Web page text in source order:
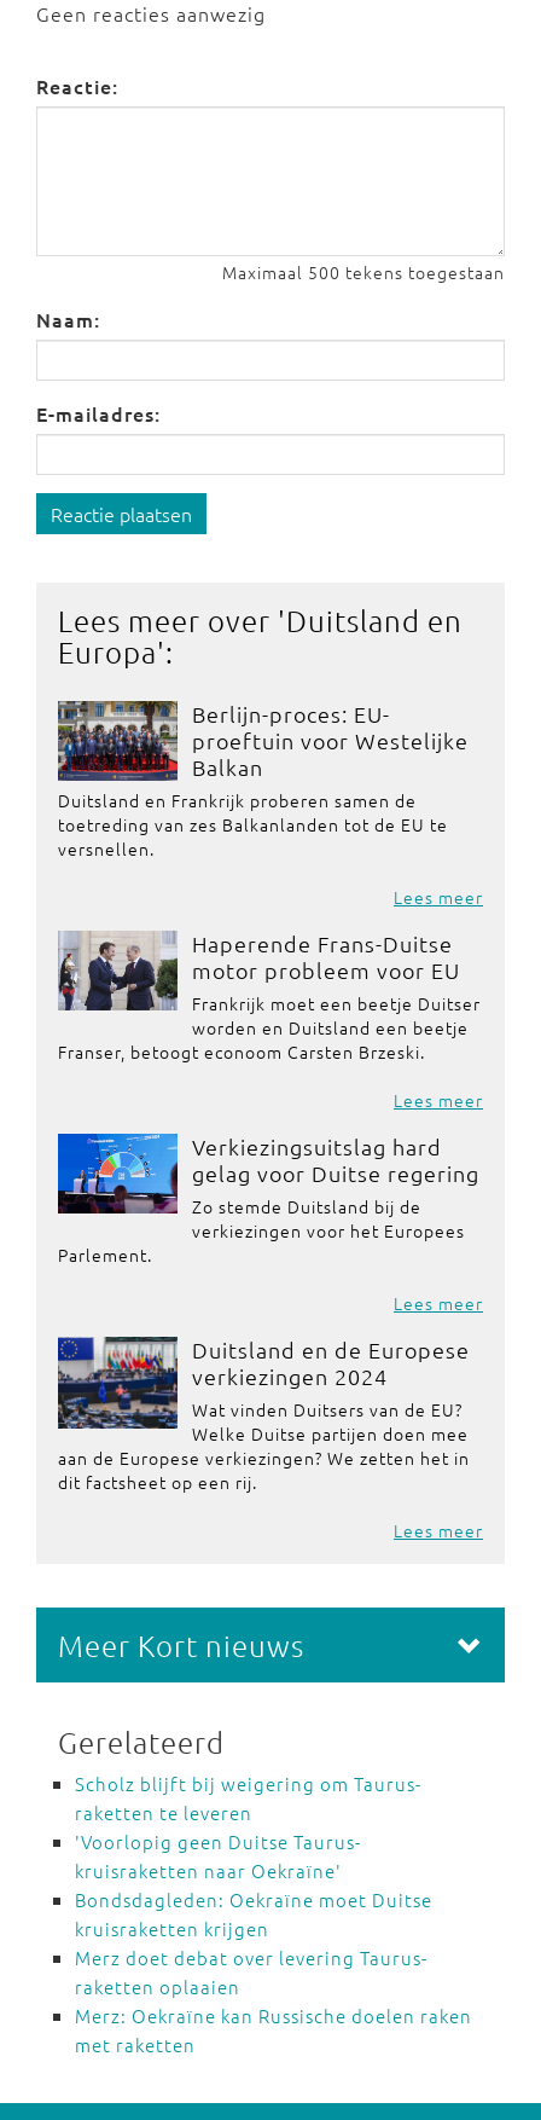
Geen reacties aanwezig
Reactie:
Maximaal 500 tekens toegestaan
Naam:
E-mailadres:
Reactie plaatsen
Lees meer over 'Duitsland en
Europa':
Berlijn-proces: EU-
proeftuin voor Westelijke
Balkan
Duitsland en Frankrijk proberen samen de
toetreding van zes Balkanlanden tot de EU te
versnellen.
Lees meer
Haperende Frans-Duitse
motor probleem voor EU
Frankrijk moet een beetje Duitser
worden en Duitsland een beetje
Franser, betoogt econoom Carsten Brzeski.
Lees meer
Verkiezingsuitslag hard
gelag voor Duitse regering
Zo stemde Duitsland bij de
verkiezingen voor het Europees
Parlement.
Lees meer
Duitsland en de Europese
verkiezingen 2024
Wat vinden Duitsers van de EU?
Welke Duitse partijen doen mee
aan de Europese verkiezingen? We zetten het in
dit factsheet op een rij.
Lees meer
Meer Kort nieuws
Gerelateerd
Scholz blijft bij weigering om Taurus-
raketten te leveren
'Voorlopig geen Duitse Taurus-
kruisraketten naar Oekraïne'
Bondsdagleden: Oekraïne moet Duitse
kruisraketten krijgen
Merz doet debat over levering Taurus-
raketten oplaaien
Merz: Oekraïne kan Russische doelen raken
met raketten